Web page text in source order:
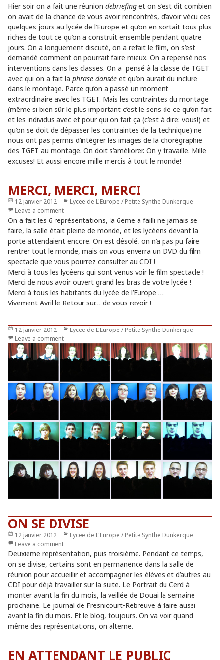
Hier soir on a fait une réunion debriefinget on s’est dit combien
on avait de la chance de vous avoir rencontrés, d’avoir vécu ces
quelques jours au lycée de l’Europe et qu’on en sortait tous plus
riches de tout ce qu’on a construit ensemble pendant quatre
jours. On a longuement discuté, on a refait le film, on s’est
demandé comment on pourrait faire mieux. On a repensé nos
interventions dans les classes. On a pensé à la classe de TGET
avec qui on a fait la phrase danséeet qu’on aurait du inclure
dans le montage. Parce qu’on a passé un moment
extraordinaire avec les TGET. Mais les contraintes du montage
(même si bien sûr le plus important c’est le sens de ce qu’on fait
et les individus avec et pour qui on fait ça (c’est à dire: vous!) et
qu’on se doit de dépasser les contraintes de la technique) ne
nous ont pas permis d’intégrer les images de la chorégraphie
des TGET au montage. On doit s’améliorer. On y travaille. Mille
excuses! Et aussi encore mille mercis à tout le monde!
MERCI, MERCI, MERCI
Publié
le
12 janvier 2012 Catégories
Lycee de L'Europe / Petite Synthe Dunkerque
Leave a comment
On a fait les 6 représentations, la 6eme a failli ne jamais se
faire, la salle était pleine de monde, et les lycéens devant la
porte attendaient encore. On est désolé, on n’a pas pu faire
rentrer tout le monde, mais on vous enverra un DVD du film
spectacle que vous pourrez consulter au CDI !
Merci à tous les lycéens qui sont venus voir le film spectacle !
Merci de nous avoir ouvert grand les bras de votre lycée !
Merci à tous les habitants du lycée de l’Europe …
Vivement Avril le Retour sur… de vous revoir !
Publié
le
12 janvier 2012 Catégories
Lycee de L'Europe / Petite Synthe Dunkerque
Leave a comment
ON SE DIVISE
Publié
le
12 janvier 2012 Catégories
Lycee de L'Europe / Petite Synthe Dunkerque
Leave a comment
Deuxième représentation, puis troisième. Pendant ce temps,
on se divise, certains sont en permanence dans la salle de
réunion pour accueillir et accompagner les élèves et d’autres au
CDI pour déjà travailler sur la suite. Le Portrait du Cerd à
monter avant la fin du mois, la veillée de Douai la semaine
prochaine. Le journal de Fresnicourt-Rebreuve à faire aussi
avant la fin du mois. Et le blog, toujours. On va voir quand
même des représentations, on alterne.
EN ATTENDANT LE PUBLIC